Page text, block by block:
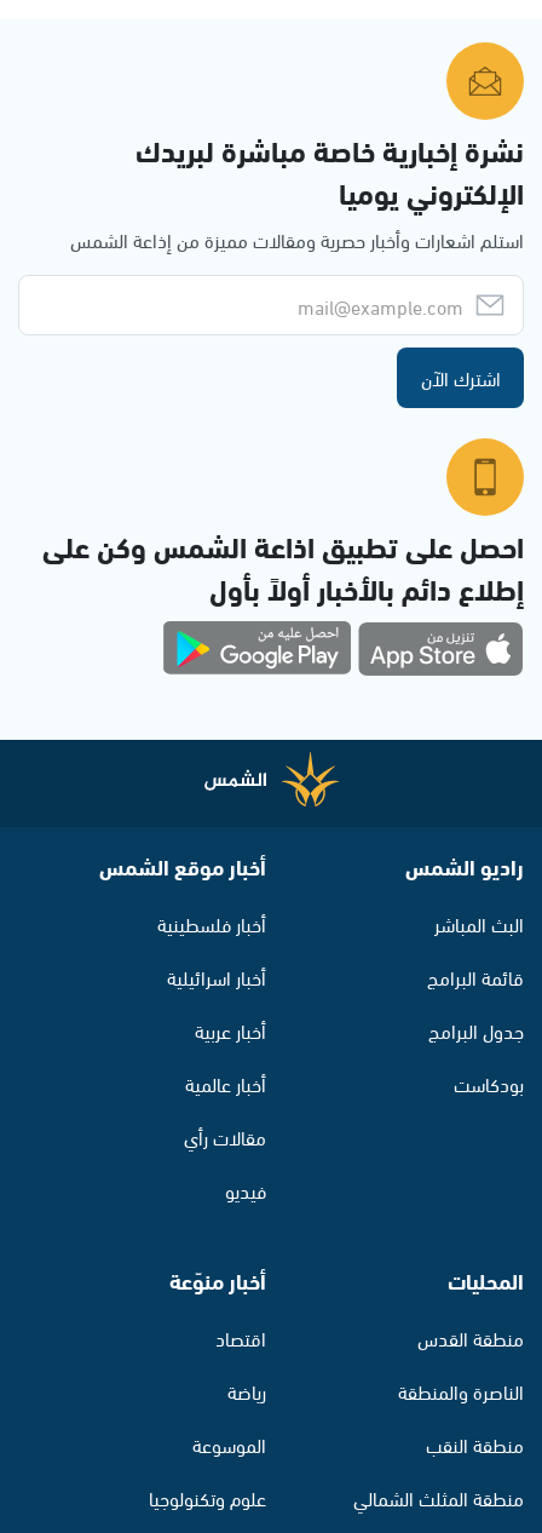
نشرة إخبارية خاصة مباشرة لبريدك
الإلكتروني يوميا
استلم اشعارات وأخبار حصرية ومقالات مميزة من إذاعة الشمس
اشترك الآن
احصل على تطبيق اذاعة الشمس وكن على
إطلاع دائم بالأخبار أولاً بأول
راديو الشمس
البث المباشر
قائمة البرامج
جدول البرامج
بودكاست
أخبار موقع الشمس
أخبار فلسطينية
أخبار اسرائيلية
أخبار عربية
أخبار عالمية
مقالات رأي
فيديو
المحليات
منطقة القدس
الناصرة والمنطقة
منطقة النقب
منطقة المثلث الشمالي
أخبار منوّعة
اقتصاد
رياضة
الموسوعة
علوم وتكنولوجيا